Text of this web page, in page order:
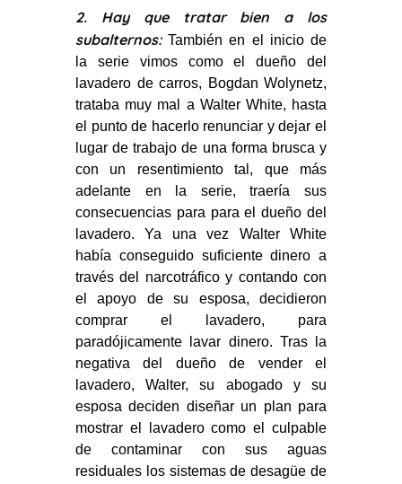
2. Hay que tratar bien a los
subalternos:También en el inicio de
la serie vimos como el dueño del
lavadero de carros, Bogdan Wolynetz,
trataba muy mal a Walter White, hasta
el punto de hacerlo renunciar y dejar el
lugar de trabajo de una forma brusca y
con un resentimiento tal, que más
adelante en la serie, traería sus
consecuencias para para el dueño del
lavadero. Ya una vez Walter White
había conseguido suficiente dinero a
través del narcotráfico y contando con
el apoyo de su esposa, decidieron
comprar el lavadero, para
paradójicamente lavar dinero. Tras la
negativa del dueño de vender el
lavadero, Walter, su abogado y su
esposa deciden diseñar un plan para
mostrar el lavadero como el culpable
de contaminar con sus aguas
residuales los sistemas de desagüe de